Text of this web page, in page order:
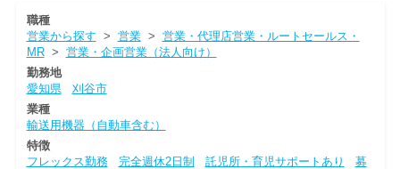
職種
営業から探す > 営業> 営業・代理店営業・ルートセールス・
MR> 営業・企画営業（法人向け）
勤務地
愛知県
刈谷市
業種
輸送用機器（自動車含む）
特徴
フレックス勤務
完全週休2日制 託児所・育児サポートあり
募